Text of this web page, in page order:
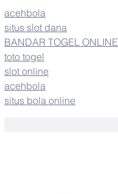
acehbola
situs slot dana
BANDAR TOGEL ONLINE
toto togel
slot online
acehbola
situs bola online